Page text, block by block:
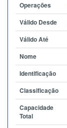
Operações
Válido Desde
Válido Até
Nome
Identificação
Classificação
Capacidade
Total